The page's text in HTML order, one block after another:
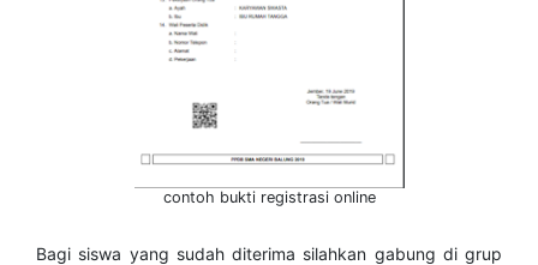
contoh bukti registrasi online
Bagi siswa yang sudah diterima silahkan gabung di grup